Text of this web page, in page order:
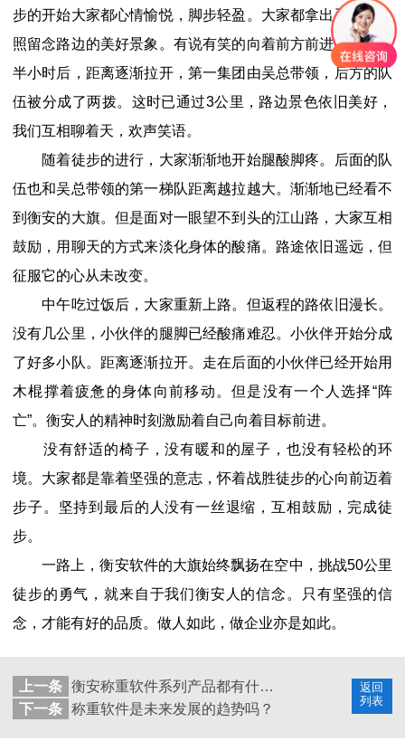
步的开始大家都心情愉悦，脚步轻盈。大家都拿出手机，拍
照留念路边的美好景象。有说有笑的向着前方前进。在出发
半小时后，距离逐渐拉开，第一集团由吴总带领，后方的队
伍被分成了两拨。这时已通过3公里，路边景色依旧美好，
我们互相聊着天，欢声笑语。
随着徒步的进行，大家渐渐地开始腿酸脚疼。后面的队
伍也和吴总带领的第一梯队距离越拉越大。渐渐地已经看不
到衡安的大旗。但是面对一眼望不到头的江山路，大家互相
鼓励，用聊天的方式来淡化身体的酸痛。路途依旧遥远，但
征服它的心从未改变。
中午吃过饭后，大家重新上路。但返程的路依旧漫长。
没有几公里，小伙伴的腿脚已经酸痛难忍。小伙伴开始分成
了好多小队。距离逐渐拉开。走在后面的小伙伴已经开始用
木棍撑着疲惫的身体向前移动。但是没有一个人选择“阵
亡”。衡安人的精神时刻激励着自己向着目标前进。
没有舒适的椅子，没有暖和的屋子，也没有轻松的环
境。大家都是靠着坚强的意志，怀着战胜徒步的心向前迈着
步子。坚持到最后的人没有一丝退缩，互相鼓励，完成徒
步。
一路上，衡安软件的大旗始终飘扬在空中，挑战50公里
徒步的勇气，就来自于我们衡安人的信念。只有坚强的信
念，才能有好的品质。做人如此，做企业亦是如此。
返回
列表
上一条
衡安称重软件系列产品都有什么？
下一条 称重软件是未来发展的趋势吗？